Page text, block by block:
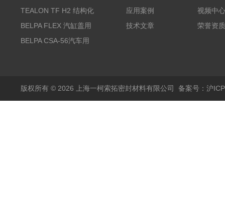
度纯PTFE垫片
TEALON TF H2 结构化
PTFE垫片
BELPA FLEX 汽缸盖用
无石棉金属增强密封垫
BELPA CSA-56汽车用
应用案例
技术文章
视频中心
荣誉资质
版权所有 © 2026 上海一柯索拓密封材料有限公司 备案号：沪